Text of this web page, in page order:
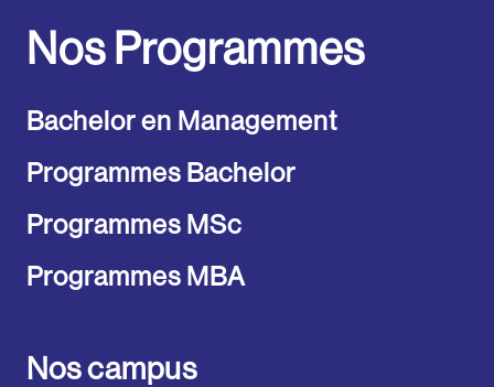
Nos Programmes
Bachelor en Management
Programmes Bachelor
Programmes MSc
Programmes MBA
Nos campus